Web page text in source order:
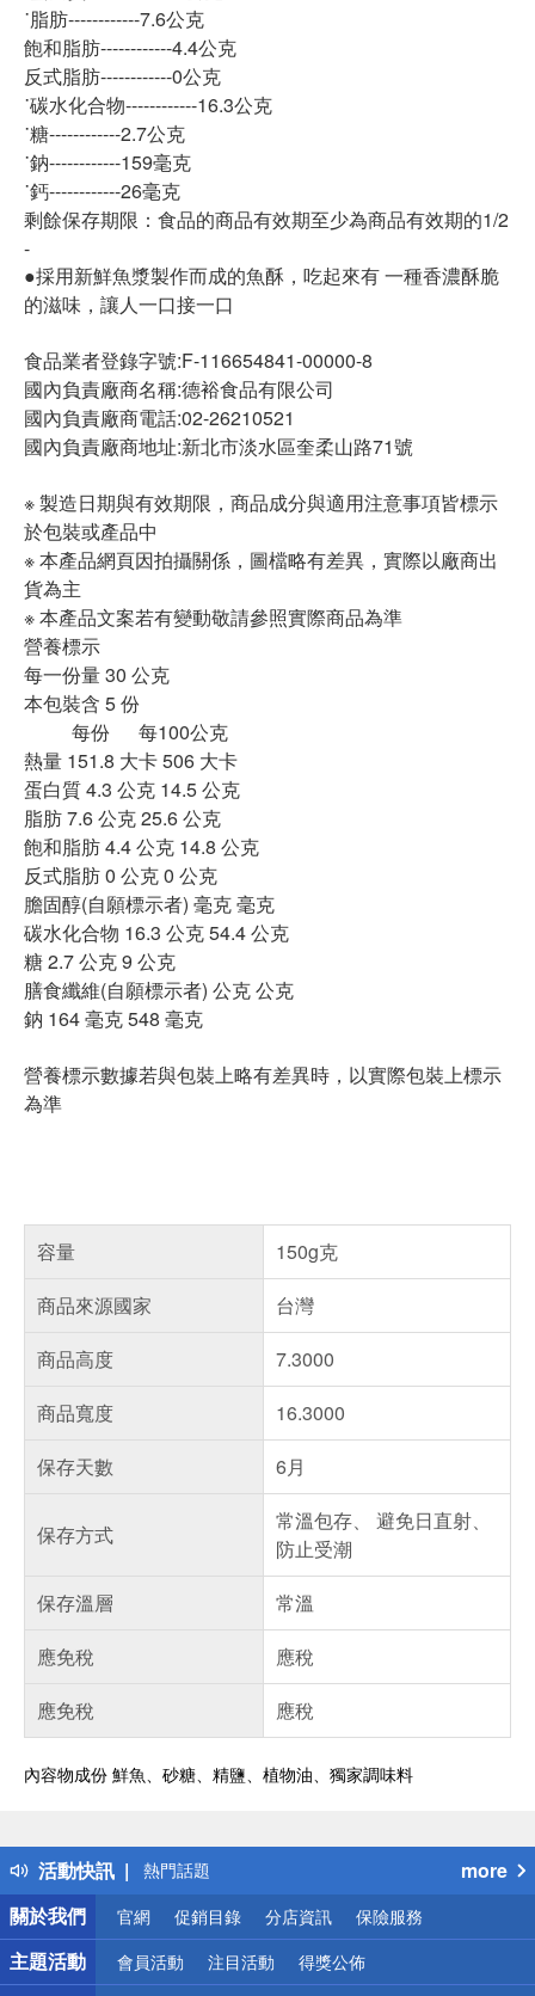
˙脂肪------------7.6公克
飽和脂肪------------4.4公克
反式脂肪------------0公克
˙碳水化合物------------16.3公克
˙糖------------2.7公克
˙鈉------------159毫克
˙鈣------------26毫克
剩餘保存期限：食品的商品有效期至少為商品有效期的1/2
-
●採用新鮮魚漿製作而成的魚酥，吃起來有 一種香濃酥脆
的滋味，讓人一口接一口
食品業者登錄字號:F-116654841-00000-8
國內負責廠商名稱:德裕食品有限公司
國內負責廠商電話:02-26210521
國內負責廠商地址:新北市淡水區奎柔山路71號
※ 製造日期與有效期限，商品成分與適用注意事項皆標示
於包裝或產品中
※ 本產品網頁因拍攝關係，圖檔略有差異，實際以廠商出
貨為主
※ 本產品文案若有變動敬請參照實際商品為準
營養標示
每一份量 30 公克
本包裝含 5 份
每份 每100公克
熱量 151.8 大卡 506 大卡
蛋白質 4.3 公克 14.5 公克
脂肪 7.6 公克 25.6 公克
飽和脂肪 4.4 公克 14.8 公克
反式脂肪 0 公克 0 公克
膽固醇(自願標示者) 毫克 毫克
碳水化合物 16.3 公克 54.4 公克
糖 2.7 公克 9 公克
膳食纖維(自願標示者) 公克 公克
鈉 164 毫克 548 毫克
營養標示數據若與包裝上略有差異時，以實際包裝上標示
為準
容量
150g克
商品來源國家
台灣
商品高度
7.3000
商品寬度
16.3000
保存天數
6月
保存方式
常溫包存、 避免日直射、
防止受潮
保存溫層
常溫
應免稅
應稅
應免稅
應稅
內容物成份 鮮魚、砂糖、精鹽、植物油、獨家調味料
活動快訊
得獎公告
熱門話題
銀行優惠
偏遠地區配送
詐騙網頁！請小心！
more
關於我們
官網 促銷目錄 分店資訊 保險服務
主題活動 會員活動 注目活動 得獎公佈